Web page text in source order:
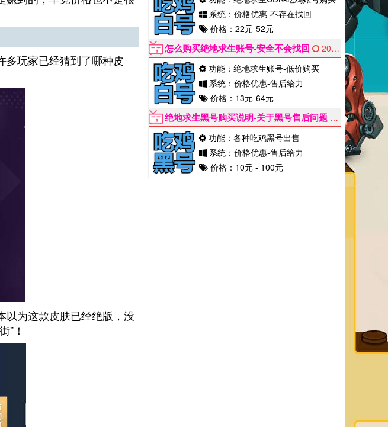
多玩家已经猜到了哪种皮
以为这款皮肤已经绝版，没
”！
系统：价格优惠-不存在找回
价格：22元-52元
怎么购买绝地求生账号-安全不会找回
2022-06-12
功能：绝地求生账号-低价购买
系统：价格优惠-售后给力
价格：13元-64元
绝地求生黑号购买说明-关于黑号售后问题
2022-06-12
功能：各种吃鸡黑号出售
系统：价格优惠-售后给力
价格：10元 - 100元